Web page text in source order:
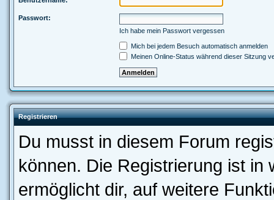
Passwort:
Ich habe mein Passwort vergessen
Mich bei jedem Besuch automatisch anmelden
Meinen Online-Status während dieser Sitzung
Registrieren
Du musst in diesem Forum
können. Die Registrierung ist in
ermöglicht dir, auf weitere